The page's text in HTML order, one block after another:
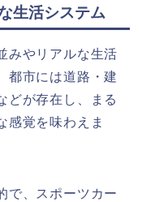
生活システム
みやリアルな生活
都市には道路・建
どが存在し、まる
感覚を味わえま
で、スポーツカー